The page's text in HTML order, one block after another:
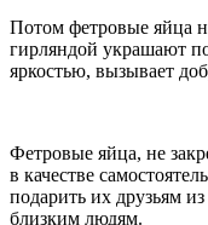
Потом фетровые яйца
гирляндой украшают
яркостью, вызывает
Фетровые яйца, не
в качестве
подарить их друзьям из
близким людям.